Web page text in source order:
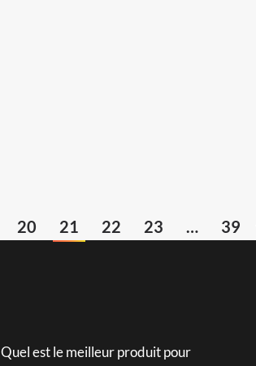
20 21 22 23 … 39
Quel est le meilleur produit pour